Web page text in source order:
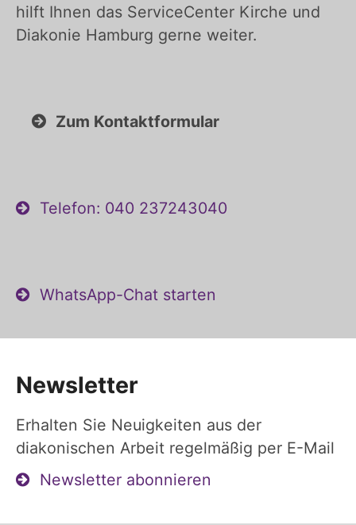
hilft Ihnen das ServiceCenter Kirche und
Diakonie Hamburg gerne weiter.
Zum Kontaktformular
Telefon: 040 237243040
WhatsApp-Chat starten
Newsletter
Erhalten Sie Neuigkeiten aus der
diakonischen Arbeit regelmäßig per E-Mail
Newsletter abonnieren